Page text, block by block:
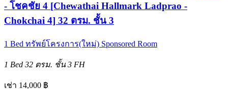
- โชคชัย 4 [Chewathai Hallmark Ladprao -
Chokchai 4] 32 ตรม. ชั้น 3
1 Bed ทรัพย์โครงการ(ใหม่) Sponsored Room
1 Bed 32 ตรม. ชั้น 3 FH
เช่า 14,000 ฿